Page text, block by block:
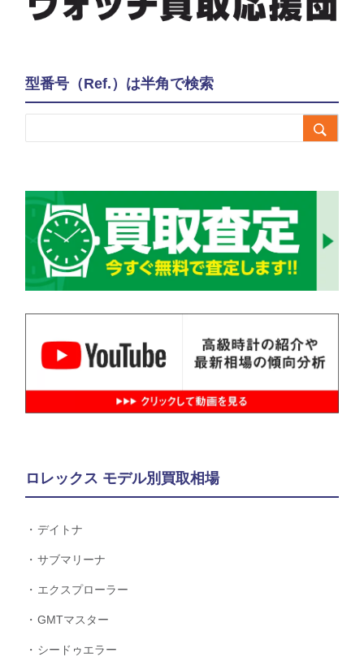
型番号（Ref.）は半角で検索

ロレックス モデル別買取相場
デイトナ
サブマリーナ
エクスプローラー
GMTマスター
シードゥエラー